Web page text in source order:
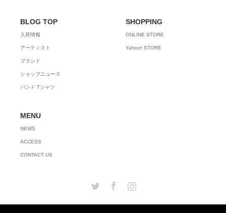
BLOG TOP
入荷情報
アーティスト
ブランド
ショップニュース
バンド Tシャツ
SHOPPING
ONLINE STORE
Yahoo! STORE
MENU
NEWS
ACCESS
CONTACT US
Twitter Facebook